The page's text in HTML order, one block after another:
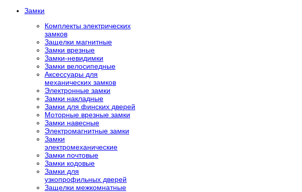
Замки
Комплекты электрических
замков
Защелки магнитные
Замки врезные
Замки-невидимки
Замки велосипедные
Аксессуары для
механических замков
Электронные замки
Замки накладные
Замки для финских дверей
Моторные врезные замки
Замки навесные
Электромагнитные замки
Замки
электромеханические
Замки почтовые
Замки кодовые
Замки для
узкопрофильных дверей
Защелки межкомнатные